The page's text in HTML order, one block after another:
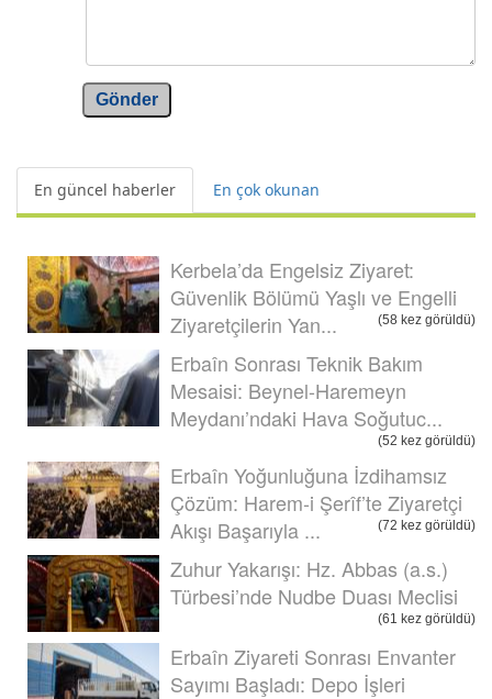
Gönder
En güncel haberler En çok okunan
Kerbela’da Engelsiz Ziyaret:
Güvenlik Bölümü Yaşlı ve Engelli
Ziyaretçilerin Yan...
(58 kez görüldü)
Erbaîn Sonrası Teknik Bakım
Mesaisi: Beynel-Haremeyn
Meydanı’ndaki Hava Soğutuc...
(52 kez görüldü)
Erbaîn Yoğunluğuna İzdihamsız
Çözüm: Harem-i Şerîf’te Ziyaretçi
Akışı Başarıyla ...
(72 kez görüldü)
Zuhur Yakarışı: Hz. Abbas (a.s.)
Türbesi’nde Nudbe Duası Meclisi
(61 kez görüldü)
Erbaîn Ziyareti Sonrası Envanter
Sayımı Başladı: Depo İşleri